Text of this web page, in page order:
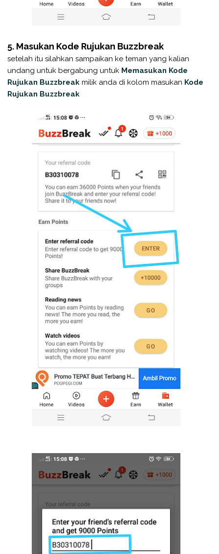
5. Masukan Kode Rujukan Buzzbreak
setelah itu silahkan sampaikan ke teman yang kalian
undang untuk bergabung untuk Memasukan Kode
Rujukan Buzzbreak milik anda di kolom masukan Kode
Rujukan Buzzbreak